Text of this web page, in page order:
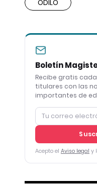
ODILO
Boletín
Recibe gratis
titulares con las
importantes de
Acepto el Aviso legal y